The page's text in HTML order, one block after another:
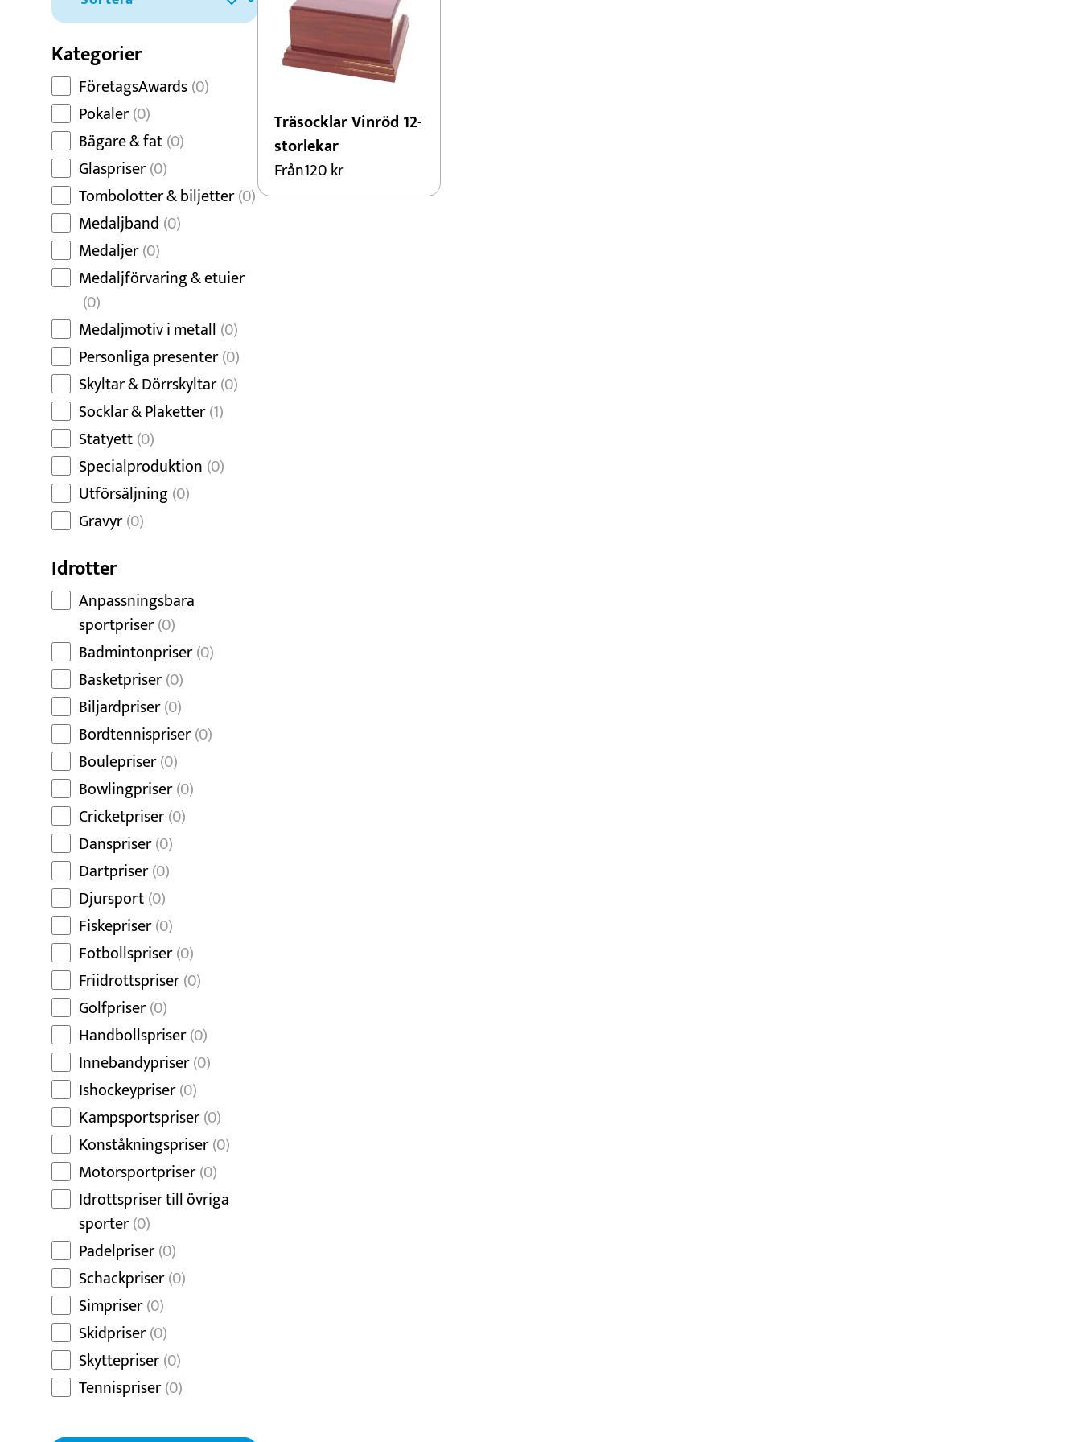
Dans
Dart
Djur
Fiske
Konståkning
Motorsport
Padel
Kategorier
FöretagsAwards(0)
Pokaler(0)
Bägare & fat(0)
Glaspriser(0)
Tombolotter & biljetter(0)
Medaljband (0)
Medaljer(0)
Medaljförvaring & etuier
(0)
Medaljmotiv i metall (0)
Personliga presenter(0)
Skyltar & Dörrskyltar(0)
Socklar & Plaketter(1)
Statyett(0)
Specialproduktion (0)
Utförsäljning(0)
Gravyr(0)
Idrotter
Anpassningsbara
sportpriser(0)
Badmintonpriser(0)
Basketpriser(0)
Biljardpriser(0)
Bordtennispriser(0)
Boulepriser(0)
Bowlingpriser(0)
Cricketpriser(0)
Danspriser(0)
Dartpriser(0)
Djursport(0)
Fiskepriser(0)
Fotbollspriser(0)
Friidrottspriser(0)
Golfpriser(0)
Handbollspriser(0)
Innebandypriser(0)
Ishockeypriser(0)
Kampsportspriser(0)
Konståkningspriser(0)
Motorsportpriser(0)
Idrottspriser till övriga
sporter(0)
Padelpriser(0)
Schackpriser(0)
Simpriser(0)
Skidpriser(0)
Skyttepriser(0)
Tennispriser(0)
Träsocklar Vinröd 12-
storlekar
Från120kr